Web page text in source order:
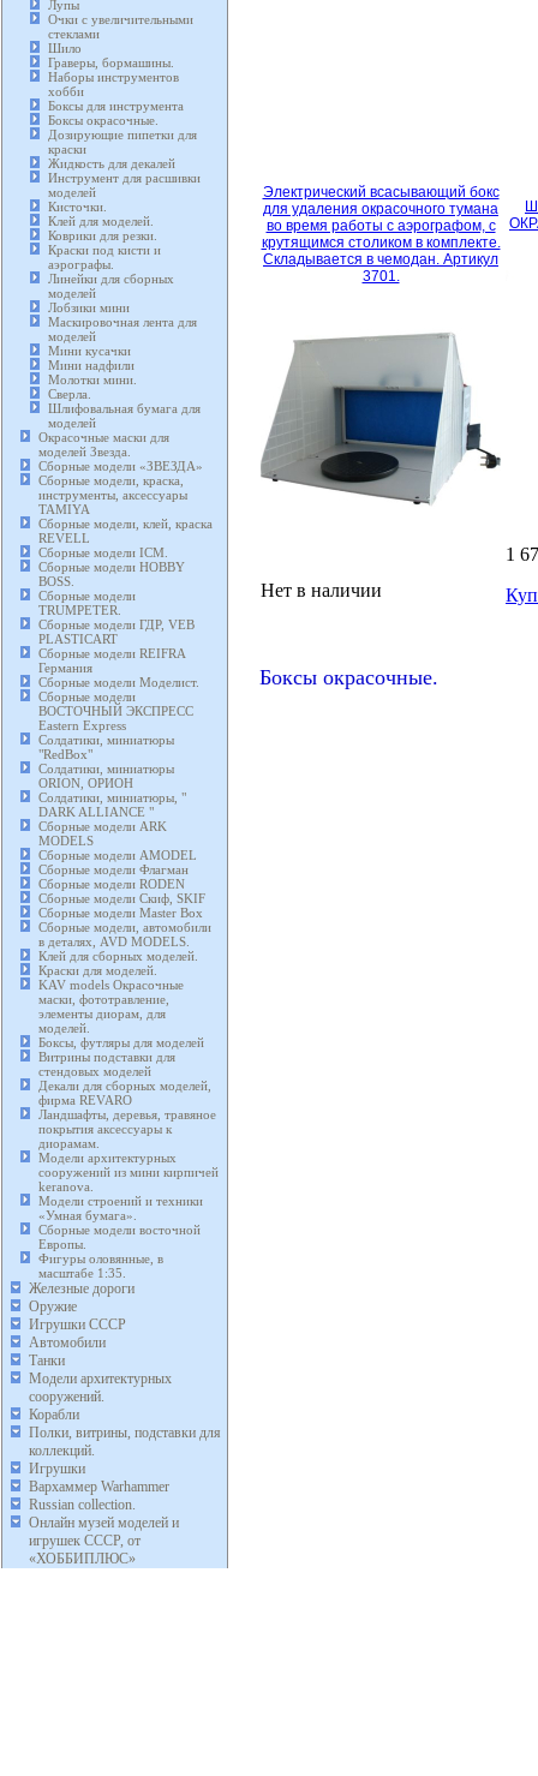
Лупы
Очки с увеличительными
стеклами
Шило
Граверы, бормашины.
Наборы инструментов
хобби
Боксы для инструмента
Боксы окрасочные.
Дозирующие пипетки для
краски
Жидкость для декалей
Инструмент для расшивки
моделей
Кисточки.
Клей для моделей.
Коврики для резки.
Краски под кисти и
аэрографы.
Линейки для сборных
моделей
Лобзики мини
Маскировочная лента для
моделей
Мини кусачки
Мини надфили
Молотки мини.
Сверла.
Шлифовальная бумага для
моделей
Окрасочные маски для
моделей Звезда.
Сборные модели «ЗВЕЗДА»
Сборные модели, краска,
инструменты, аксессуары
TAMIYA
Сборные модели, клей, краска
REVELL
Сборные модели ICM.
Сборные модели HOBBY
BOSS.
Сборные модели
TRUMPETER.
Сборные модели ГДР, VEB
PLASTICART
Сборные модели REIFRA
Германия
Сборные модели Моделист.
Сборные модели
ВОСТОЧНЫЙ ЭКСПРЕСС
Eastern Express
Солдатики, миниатюры
"RedBox"
Солдатики, миниатюры
ORION, ОРИОН
Солдатики, миниатюры, "
DARK ALLIANCE "
Сборные модели ARK
MODELS
Сборные модели AMODEL
Сборные модели Флагман
Сборные модели RODEN
Сборные модели Скиф, SKIF
Сборные модели Master Box
Сборные модели, автомобили
в деталях, AVD MODELS.
Клей для сборных моделей.
Краски для моделей.
KAV models Окрасочные
маски, фототравление,
элементы диорам, для
моделей.
Боксы, футляры для моделей
Витрины подставки для
стендовых моделей
Декали для сборных моделей,
фирма REVARO
Ландшафты, деревья, травяное
покрытия аксессуары к
диорамам.
Модели архитектурных
сооружений из мини кирпичей
keranova.
Модели строений и техники
«Умная бумага».
Сборные модели восточной
Европы.
Фигуры оловянные, в
масштабе 1:35.
Железные дороги
Оружие
Игрушки СССР
Автомобили
Танки
Модели архитектурных
сооружений.
Корабли
Полки, витрины, подставки для
коллекций.
Игрушки
Вархаммер Warhammer
Russian collection.
Онлайн музей моделей и
игрушек СССР, от
«ХОББИПЛЮС»
Электрический всасывающий бокс
для удаления окрасочного тумана
во время работы с аэрографом, с
крутящимся столиком в комплекте.
Складывается в чемодан. Артикул
3701.
Нет в наличии
1
Боксы окрасочные.